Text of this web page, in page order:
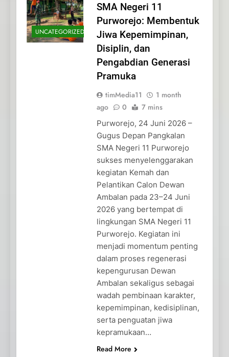
UNCATEGORIZED
SMA Negeri 11
Purworejo: Membentuk
Jiwa Kepemimpinan,
Disiplin, dan
Pengabdian Generasi
Pramuka
timMedia11
1 month
ago
0 7 mins
Purworejo, 24 Juni 2026 –
Gugus Depan Pangkalan
SMA Negeri 11 Purworejo
sukses menyelenggarakan
kegiatan Kemah dan
Pelantikan Calon Dewan
Ambalan pada 23–24 Juni
2026 yang bertempat di
lingkungan SMA Negeri 11
Purworejo. Kegiatan ini
menjadi momentum penting
dalam proses regenerasi
kepengurusan Dewan
Ambalan sekaligus sebagai
wadah pembinaan karakter,
kepemimpinan, kedisiplinan,
serta penguatan jiwa
kepramukaan…
Read More